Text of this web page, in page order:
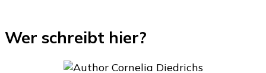
Wer schreibt hier?